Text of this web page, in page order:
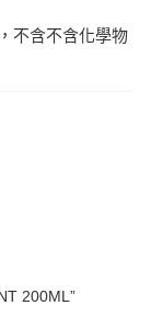
不含不含化學物
200ML”